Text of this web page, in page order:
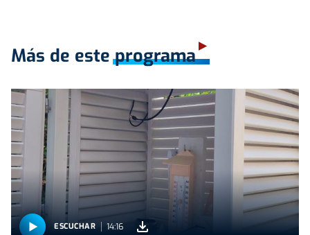
Más de este programa
ESCUCHAR 14:16